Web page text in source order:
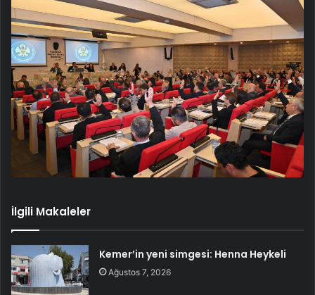
İlgili Makaleler
Kemer’in yeni simgesi: Henna Heykeli
Ağustos 7, 2026